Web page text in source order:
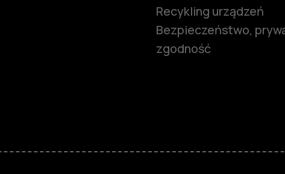
Recykling urządzeń
Bezpieczeństwo,
zgodność